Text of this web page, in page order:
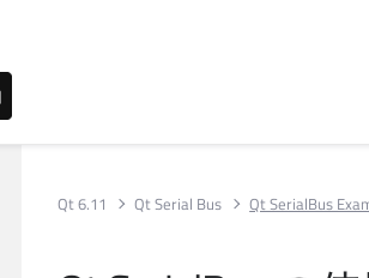
Qt 6.11 Qt Serial Bus Qt SerialBus